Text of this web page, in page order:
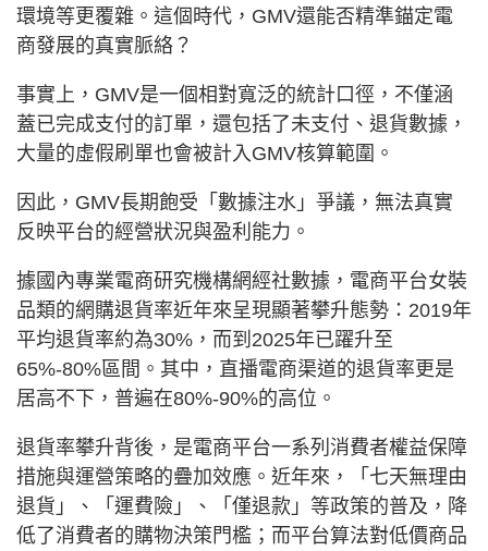
環境等更覆雜。這個時代，GMV還能否精準錨定電
商發展的真實脈絡？
事實上，GMV是一個相對寬泛的統計口徑，不僅涵
蓋已完成支付的訂單，還包括了未支付、退貨數據，
大量的虛假刷單也會被計入GMV核算範圍。
因此，GMV長期飽受「數據注水」爭議，無法真實
反映平台的經營狀況與盈利能力。
據國內專業電商研究機構網經社數據，電商平台女裝
品類的網購退貨率近年來呈現顯著攀升態勢：2019年
平均退貨率約為30%，而到2025年已躍升至
65%-80%區間。其中，直播電商渠道的退貨率更是
居高不下，普遍在80%-90%的高位。
退貨率攀升背後，是電商平台一系列消費者權益保障
措施與運營策略的疊加效應。近年來，「七天無理由
退貨」、「運費險」、「僅退款」等政策的普及，降
低了消費者的購物決策門檻；而平台算法對低價商品